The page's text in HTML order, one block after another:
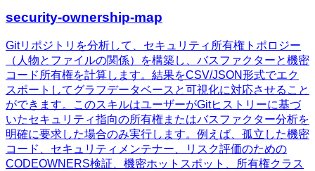
security-ownership-map
Gitリポジトリを分析して、セキュリティ所有権トポロジー
（人物とファイルの関係）を構築し、バスファクターと機密
コード所有権を計算します。結果をCSV/JSON形式でエク
スポートしてグラフデータベースと可視化に対応させること
ができます。このスキルはユーザーがGitヒストリーに基づ
いたセキュリティ指向の所有権またはバスファクター分析を
明確に要求した場合のみ実行します。例えば、孤立した機密
コード、セキュリティメンテナー、リスク評価のための
CODEOWNERS検証、機密ホットスポット、所有権クラス